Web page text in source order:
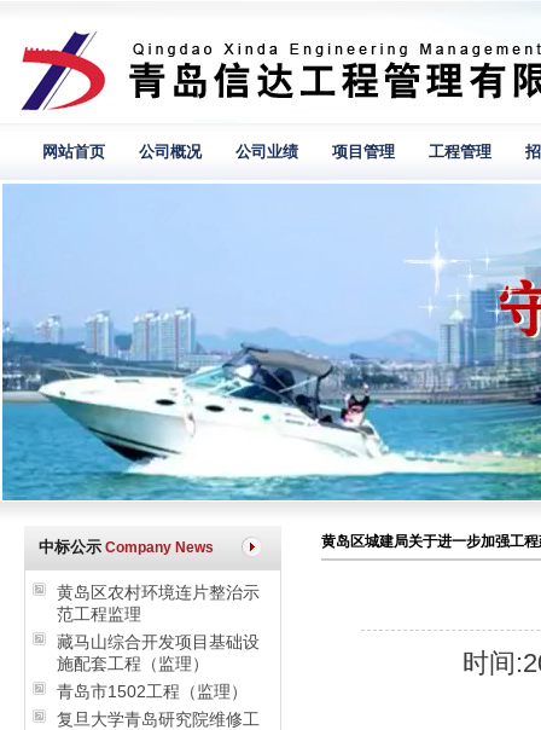
网站首页 公司概况 公司业绩 项目管理 工程管理
中标公示 Company News
黄岛区农村环境连片整治示
范工程监理
藏马山综合开发项目基础设
施配套工程（监理）
青岛市1502工程（监理）
复旦大学青岛研究院维修工
黄岛区城建局关于进一步加强工
时间